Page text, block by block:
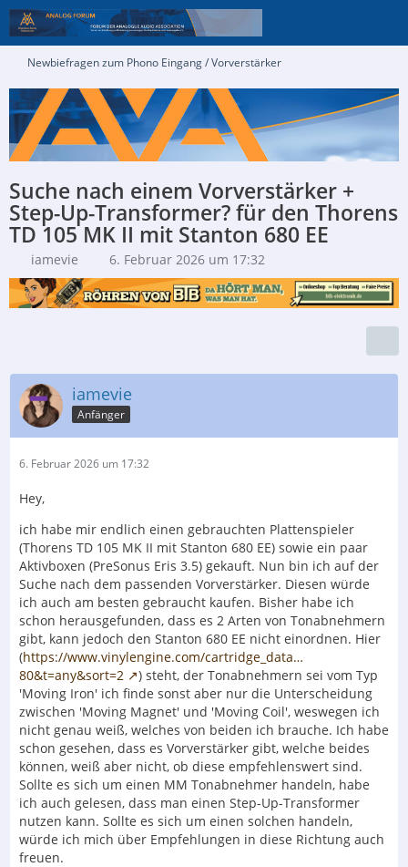
Newbiefragen zum Phono Eingang / Vorverstärker
Suche nach einem Vorverstärker +
Step-Up-Transformer? für den Thorens
TD 105 MK II mit Stanton 680 EE
iamevie 6. Februar 2026 um 17:32
iamevie
Anfänger
6. Februar 2026 um 17:32
Hey,
ich habe mir endlich einen gebrauchten Plattenspieler
(Thorens TD 105 MK II mit Stanton 680 EE) sowie ein paar
Aktivboxen (PreSonus Eris 3.5) gekauft. Nun bin ich auf der
Suche nach dem passenden Vorverstärker. Diesen würde
ich auch am besten gebraucht kaufen. Bisher habe ich
schon herausgefunden, dass es 2 Arten von Tonabnehmern
gibt, kann jedoch den Stanton 680 EE nicht einordnen. Hier
(https://www.vinylengine.com/cartridge_data…
80&t=any&sort=2
) steht, der Tonabnehmern sei vom Typ
'Moving Iron' ich finde sonst aber nur die Unterscheidung
zwischen 'Moving Magnet' und 'Moving Coil', weswegen ich
nicht genau weiß, welches von beiden ich brauche. Ich habe
schon gesehen, dass es Vorverstärker gibt, welche beides
können, weiß aber nicht, ob diese empfehlenswert sind.
Sollte es sich um einen MM Tonabnehmer handeln, habe
ich auch gelesen, dass man einen Step-Up-Transformer
nutzen kann. Sollte es sich um einen solchen handeln,
würde ich mich über Empfehlungen in diese Richtung auch
freuen.